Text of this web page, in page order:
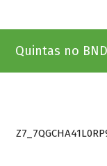
Quintas no